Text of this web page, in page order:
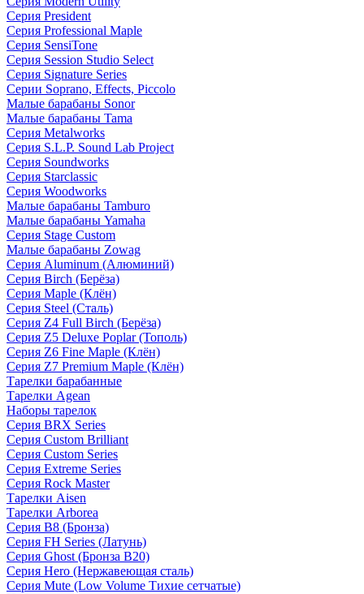
Серия President
Серия Professional Maple
Серия SensiTone
Серия Session Studio Select
Серия Signature Series
Серии Soprano, Effects, Piccolo
Малые барабаны Sonor
Малые барабаны Tama
Серия Metalworks
Серия S.L.P. Sound Lab Project
Серия Soundworks
Серия Starclassic
Серия Woodworks
Малые барабаны Tamburo
Малые барабаны Yamaha
Серия Stage Custom
Малые барабаны Zowag
Серия Aluminum (Алюминий)
Серия Birch (Берёза)
Серия Maple (Клён)
Серия Steel (Сталь)
Серия Z4 Full Birch (Берёза)
Серия Z5 Deluxe Poplar (Тополь)
Серия Z6 Fine Maple (Клён)
Серия Z7 Premium Maple (Клён)
Тарелки барабанные
Тарелки Agean
Наборы тарелок
Серия BRX Series
Серия Custom Brilliant
Серия Custom Series
Серия Extreme Series
Серия Rock Master
Тарелки Aisen
Тарелки Arborea
Серия B8 (Бронза)
Серия FH Series (Латунь)
Серия Ghost (Бронза B20)
Серия Hero (Нержавеющая сталь)
Серия Mute (Low Volume Тихие сетчатые)